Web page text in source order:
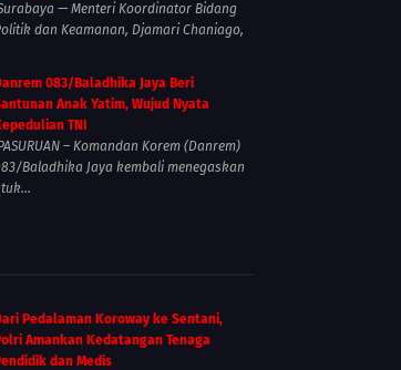
— Menteri Koordinator Bidang
dan Keamanan, Djamari Chaniago,
083/Baladhika Jaya Beri
Anak Yatim, Wujud Nyata
TNI
– Komandan Korem (Danrem)
Baladhika Jaya kembali menegaskan
Pedalaman Koroway ke Sentani,
Amankan Kedatangan Tenaga
dan Medis